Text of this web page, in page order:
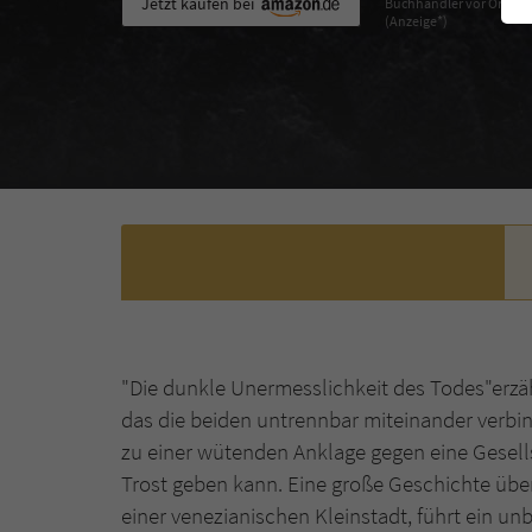
(Anzeige*)
"Die dunkle Unermesslichkeit des
das die beiden untrennbar miteinander
zu einer wütenden Anklage gegen eine
Trost geben kann. Eine große Geschichte
einer venezianischen Kleinstadt, führt ein